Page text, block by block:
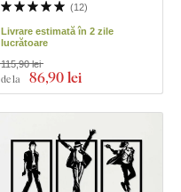
(12)
Livrare estimată în 2 zile
lucrătoare
de la 86,90 lei
115,90 lei